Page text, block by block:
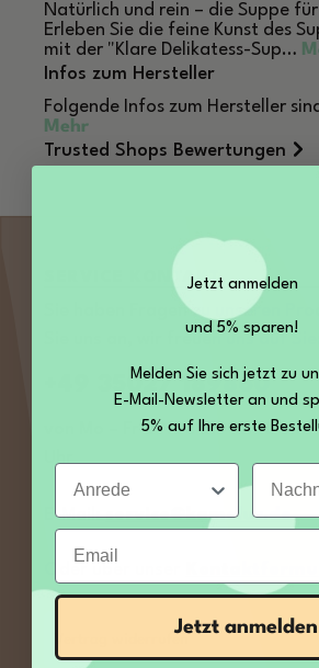
Natürlich und rein – die Suppe
Erleben Sie die feine Kunst des
mit der "Klare Delikatess-Sup…
Infos zum Hersteller
Folgende Infos zum Hersteller
Mehr
Trusted Shops Bewertungen
SERVICE KONTAKT
Sie haben Fragen zu unseren
Sie uns an, wir freuen uns auf Sie:
+49 35027 189860
von Mo – Fr 09:00 bis 12:00 und
Uhr
E-Mail:service@kamelur.de
Jetzt anmelden
und 5% sparen!
Melden Sie sich jetzt zu
E-Mail-Newsletter an und
5% auf Ihre erste
Anrede
Email
Jetzt anmelden